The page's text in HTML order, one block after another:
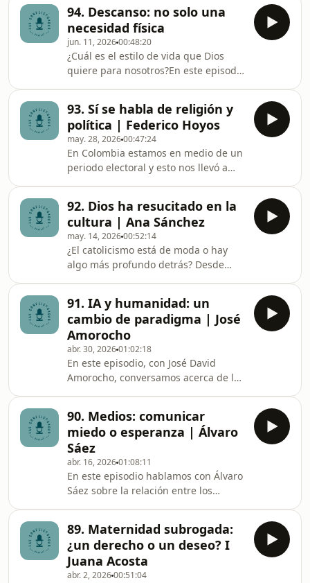
compartimos nuestros capítulos
favoritos, hab
seculares o propuestas de la nueva
era, cuando en realidad ha estado
presente en la tradición de la Iglesia
desde sus orígenes. Reflexionamos
sobre qué distingue la meditación
cristiana de otras formas de
meditación, cómo se relaciona con la
oración y de qué ma
94. Descanso: no solo una
necesidad física
jun. 11, 202600:48:20
¿Cuál es el estilo de vida que Dios
quiere para nosotros?En este episodio
reflexionar sobre el descanso. En una
sociedad que nos empuja a estar
siempre ocupados y produciendo,
Jesús nos recuerda la importancia de
parar y recuperar fuerzas.¿Por qué
nos cuesta tanto descansar? ¿Qué
pasa cuando no somos tan
productivos? ¿Qué virtudes
93. Sí se habla de religión y
política | Federico Hoyos
may. 28, 202600:47:24
En Colombia estamos en medio de un
periodo electoral y esto nos llevó a
un católico su voto? En este episodio
conversamos con Federico Hoyos,
político colombiano, ex congresista y
ex embajador, sobre la importancia de
la democracia como sistema de
valores, el liderazgo y los dilemas
morales que aparecen en cada
elección. Hablamos de la
92. Dios ha resucitado en la
cultura | Ana Sánchez
may. 14, 202600:52:14
¿El catolicismo está de moda o hay
algo más profundo detrás? Desde
álbumes, podcasts y comunidades
enteras están empezando a hablar de
Dios públicamente y sin miedo. En
este episodio conversamos con Ana
Sánchez, subdirectora de Aceprensa y
periodista especializada en cine,
sobre este fenómeno cultural que
muchos llaman el &quot;bo
91. IA y humanidad: un
cambio de paradigma | José
Amorocho
abr. 30, 202601:02:18
En este episodio, con José David
Amorocho, conversamos acerca de la
todo, pero cuyo verdadero impacto y
buen uso depende de nosotros. Más
que respuestas fáciles, nos abrimos a
preguntas difíciles y confrontantes:
¿estamos usando la tecnología o
dejándonos arrastrar por ella? Este
capítulo es una invitación a salir del
piloto automático
90. Medios: comunicar
miedo o esperanza | Álvaro
Sáez
abr. 16, 202601:08:11
En este episodio hablamos con Álvaro
Sáez sobre la relación entre los
y las redes sociales. ¿A qué dilemas se
enfrentan los periodistas católicos en
ese escenario? ¿Prevalecen los
mensajes de esperanza sobre los del
89. Maternidad subrogada:
¿un derecho o un deseo? I
Juana Acosta
abr. 2, 202600:51:04